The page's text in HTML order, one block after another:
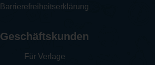
Barrierefreiheitserklärung
Geschäftskunden
Für Verlage